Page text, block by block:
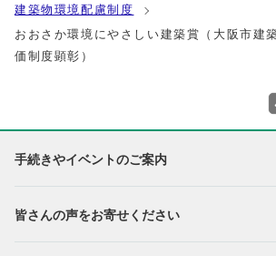
建築物環境配慮制度
おおさか環境にやさしい建築賞（大阪市建
価制度顕彰）
手続きやイベントのご案内
皆さんの声をお寄せください